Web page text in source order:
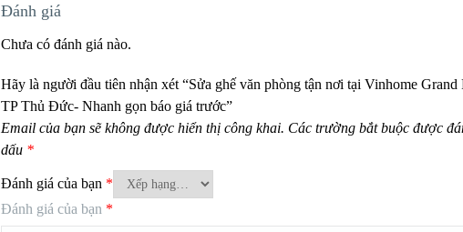
Đánh giá
Chưa có đánh giá nào.
Hãy là người đầu tiên nhận xét “Sửa ghế văn phòng tận nơi tại Vinhome Grand
TP Thủ Đức- Nhanh gọn báo giá trước”
Email của bạn sẽ không được hiển thị công khai. Các trường bắt buộc được
dấu *
Đánh giá của bạn *
Đánh giá của bạn *